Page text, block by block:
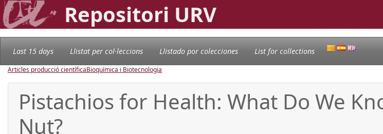
Repositori URV
Last 15 days Llistat per col·leccions Llistado por colecciones List for collections
Articles producció científicaBioquímica i Biotecnologia
Pistachios for Health: What Do We
Nut?